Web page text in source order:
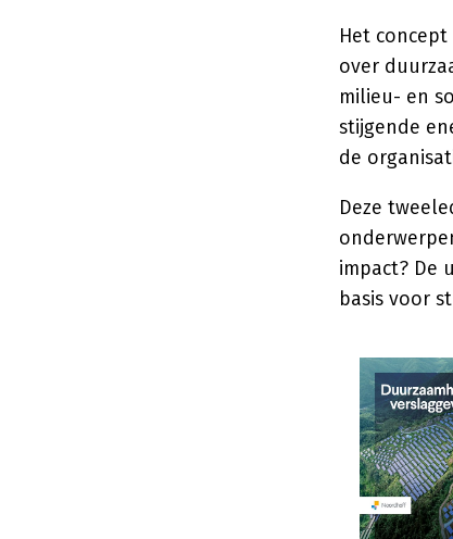
Het
over
milieu- en
stijgende
de
Deze
impact? De
basis voor